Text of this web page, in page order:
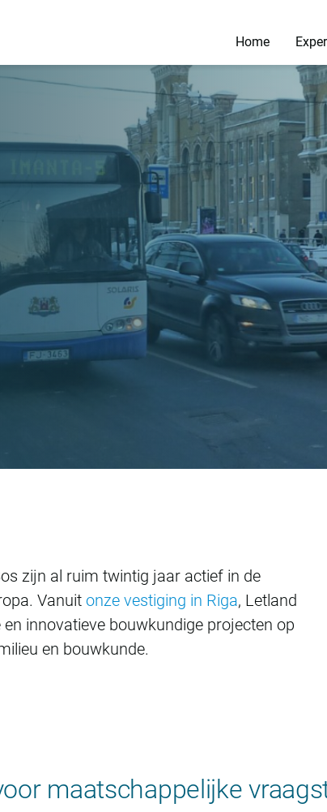
Home
zijn al ruim twintig jaar actief in de
Vanuit onze vestiging in Riga, Letland
innovatieve bouwkundige projecten op
en bouwkunde.
maatschappelijke